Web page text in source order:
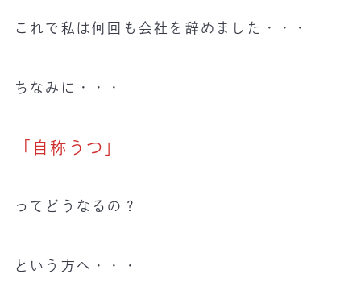
これで私は何回も会社を辞めました・・・
ちなみに・・・
「自称うつ」
ってどうなるの？
という方へ・・・